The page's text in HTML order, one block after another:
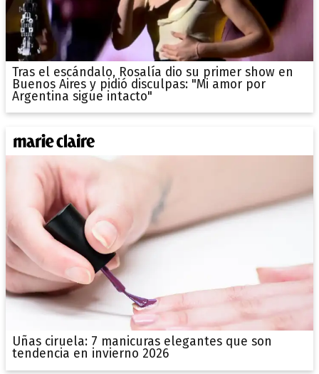
Tras el escándalo, Rosalía dio su primer show en
Buenos Aires y pidió disculpas: "Mi amor por
Argentina sigue intacto"
Uñas ciruela: 7 manicuras elegantes que son
tendencia en invierno 2026